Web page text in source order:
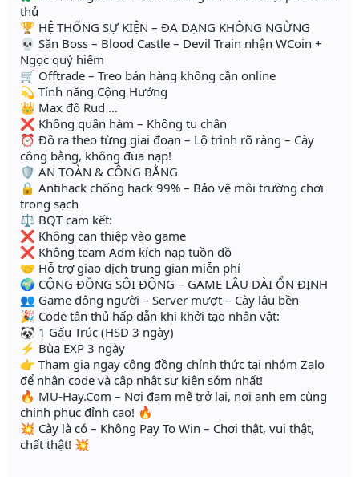
thủ
🏆 HỆ THỐNG SỰ KIỆN – ĐA DẠNG KHÔNG NGỪNG
💀 Săn Boss – Blood Castle – Devil Train nhận WCoin +
Ngọc quý hiếm
🛒 Offtrade – Treo bán hàng không cần online
💫 Tính năng Cộng Hưởng
👑 Max đồ Rud ...
❌ Không quân hàm – Không tu chân
⏰ Đồ ra theo từng giai đoạn – Lộ trình rõ ràng – Cày
công bằng, không đua nạp!
🛡️ AN TOÀN & CÔNG BẰNG
🔒 Antihack chống hack 99% – Bảo vệ môi trường chơi
trong sạch
⚖️ BQT cam kết:
❌ Không can thiệp vào game
❌ Không team Adm kích nạp tuồn đồ
🤝 Hỗ trợ giao dịch trung gian miễn phí
🌍 CỘNG ĐỒNG SÔI ĐỘNG – GAME LÂU DÀI ỔN ĐỊNH
👥 Game đông người – Server mượt – Cày lâu bền
🎉 Code tân thủ hấp dẫn khi khởi tạo nhân vật:
🐼 1 Gấu Trúc (HSD 3 ngày)
⚡ Bùa EXP 3 ngày
👉 Tham gia ngay cộng đồng chính thức tại nhóm Zalo
để nhận code và cập nhật sự kiện sớm nhất!
🔥 MU-Hay.Com – Nơi đam mê trở lại, nơi anh em cùng
chinh phục đỉnh cao! 🔥
💥 Cày là có – Không Pay To Win – Chơi thật, vui thật,
chất thật! 💥